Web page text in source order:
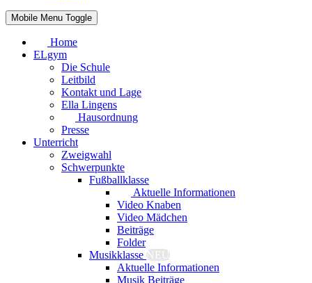
Mobile Menu Toggle
Home
ELgym
Die Schule
Leitbild
Kontakt und Lage
Ella Lingens
Hausordnung
Presse
Unterricht
Zweigwahl
Schwerpunkte
Fußballklasse
Aktuelle Informationen
Video Knaben
Video Mädchen
Beiträge
Folder
Musikklasse NEU
Aktuelle Informationen
Musik Beiträge